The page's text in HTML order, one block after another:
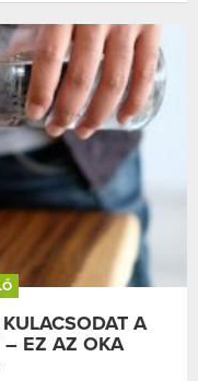
A
– EZ AZ OKA